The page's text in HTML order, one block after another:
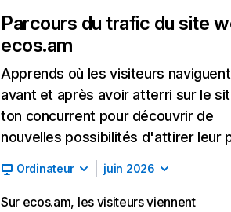
Parcours du trafic du site
ecos.am
Apprends où les visiteurs naviguent
avant et après avoir atterri sur le
ton concurrent pour découvrir de
nouvelles possibilités d'attirer leur
Ordinateur juin 2026
Sur ecos.am, les visiteurs viennent